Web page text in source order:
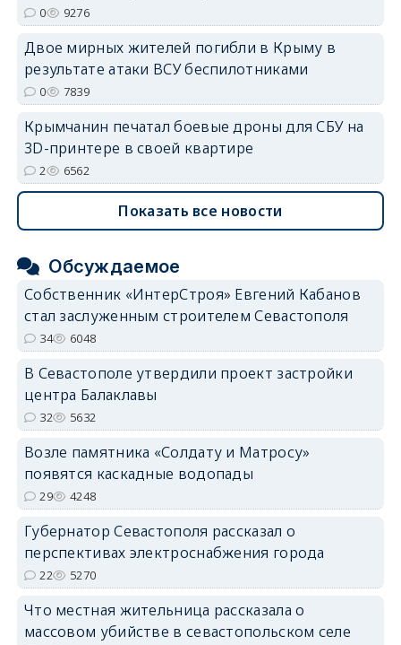
0 9276
Двое мирных жителей погибли в Крыму в
результате атаки ВСУ беспилотниками
0 7839
Крымчанин печатал боевые дроны для СБУ на
3D-принтере в своей квартире
2 6562
Показать все новости
Обсуждаемое
Собственник «ИнтерСтроя» Евгений Кабанов
стал заслуженным строителем Севастополя
34 6048
В Севастополе утвердили проект застройки
центра Балаклавы
32 5632
Возле памятника «Солдату и Матросу»
появятся каскадные водопады
29 4248
Губернатор Севастополя рассказал о
перспективах электроснабжения города
22 5270
Что местная жительница рассказала о
массовом убийстве в севастопольском селе